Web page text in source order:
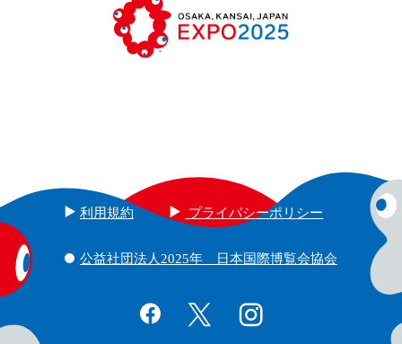
利用規約 プライバシーポリシー
公益社団法人2025年 日本国際博覧会協会